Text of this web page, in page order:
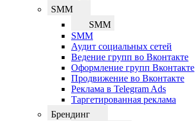
SMM
SMM
SMM
Аудит социальных сетей
Ведение групп во Вконтакте
Оформление групп Вконтакте
Продвижение во Вконтакте
Реклама в Telegram Ads
Таргетированная реклама
Брендинг